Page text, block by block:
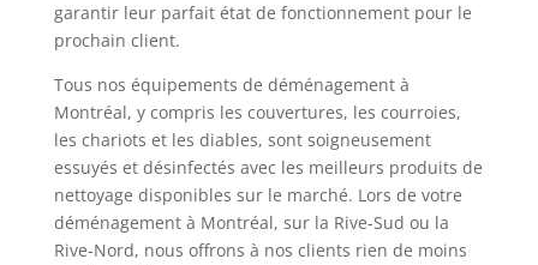
garantir leur parfait état de fonctionnement pour le
prochain client.
Tous nos équipements de déménagement à
Montréal, y compris les couvertures, les courroies,
les chariots et les diables, sont soigneusement
essuyés et désinfectés avec les meilleurs produits de
nettoyage disponibles sur le marché. Lors de votre
déménagement à Montréal, sur la Rive-Sud ou la
Rive-Nord, nous offrons à nos clients rien de moins